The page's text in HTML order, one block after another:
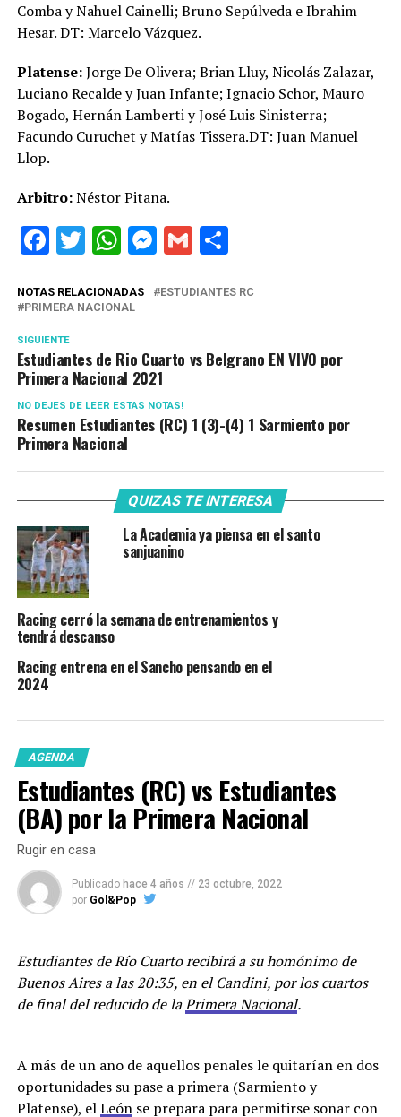
Comba y Nahuel Cainelli; Bruno Sepúlveda e Ibrahim
Hesar. DT: Marcelo Vázquez.
Platense:Jorge De Olivera; Brian Lluy, Nicolás Zalazar,
Luciano Recalde y Juan Infante; Ignacio Schor, Mauro
Bogado, Hernán Lamberti y José Luis Sinisterra;
Facundo Curuchet y Matías Tissera.DT: Juan Manuel
Llop.
Arbitro:Néstor Pitana.
Facebook
Twitter
WhatsApp
Messenger
GmailShare
NOTAS RELACIONADAS
ESTUDIANTES RC
PRIMERA NACIONAL
SIGUIENTE
Estudiantes de Rio Cuarto vs Belgrano EN VIVO por
Primera Nacional 2021
NO DEJES DE LEER ESTAS NOTAS!
Resumen Estudiantes (RC) 1 (3)-(4) 1 Sarmiento por
Primera Nacional
QUIZAS TE INTERESA
La Academia ya piensa en el santo
sanjuanino
Racing cerró la semana de entrenamientos y
tendrá descanso
Racing entrena en el Sancho pensando en el
2024
AGENDA
Estudiantes (RC) vs Estudiantes
(BA) por la Primera Nacional
Rugir en casa
Publicado hace 4 años // 23 octubre, 2022
por Gol&Pop
Estudiantes de Río Cuarto recibirá a su homónimo de
Buenos Aires a las 20:35, en el Candini, por los cuartos
de final del reducido de laPrimera Nacional.
A más de un año de aquellos penales le quitarían en dos
oportunidades su pase a primera (Sarmiento y
Platense), elLeónse prepara para permitirse soñar con